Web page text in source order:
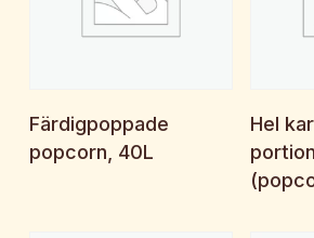
Begär offert
Färdigpoppade
popcorn, 40L
Hel